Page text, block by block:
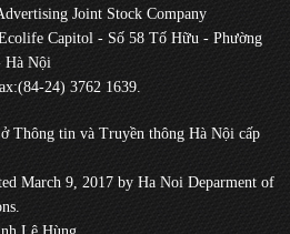
Joint Stock Company
Capitol - Số 58 Tố Hữu - Phường
Hà Nội
24) 3762 1639.
Thông tin và Truyền thông Hà Nội cấp
March 9, 2017 by Ha Noi Deparment of